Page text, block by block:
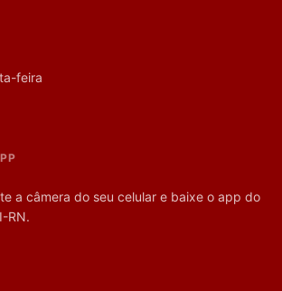
feira
a câmera do seu celular e baixe o app do
RN.